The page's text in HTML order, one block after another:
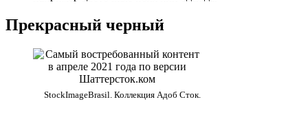
Прекрасный черный
StockImageBrasil. Коллекция Адоб Сток.